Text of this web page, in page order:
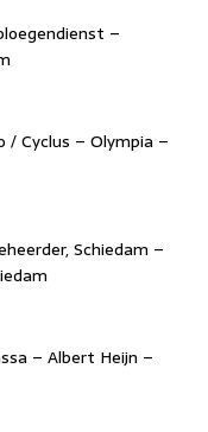
–
/ Cyclus – Olympia –
Schiedam –
– Albert Heijn –